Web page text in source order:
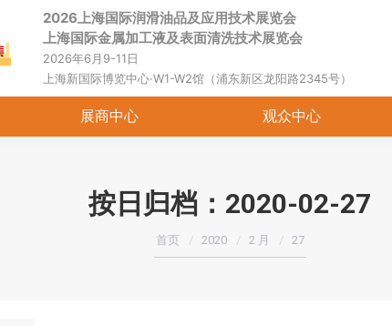
2026上海国际润滑油品及应用技术展览会
上海国际金属加工液及表面清洗技术展览会
2026年6月9-11日
上海新国际博览中心·W1-W2馆（浦东新区龙阳路2345号）
展商中心 观众中心
按日归档： 2020-02-27
您在这里：
首页 2020 2 月 27
首页 关于展会 展商中心